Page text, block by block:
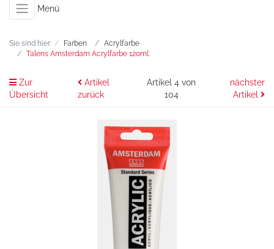
Menü
Sie sind hier: Farben
Acrylfarbe
Talens Amsterdam Acrylfarbe 120ml.
Zur
Übersicht
Artikel
zurück
Artikel 4 von
104
nächster
Artikel